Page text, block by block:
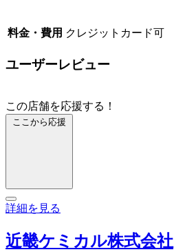
料金・費用 クレジットカード可
ユーザーレビュー
この店舗を応援する！
ここから応援
詳細を見る
近畿ケミカル株式会社